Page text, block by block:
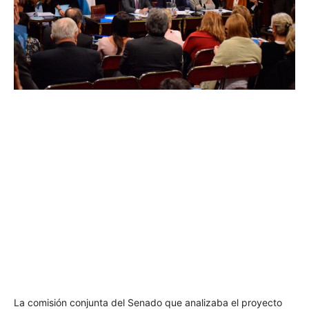
La comisión conjunta del Senado que analizaba el proyecto